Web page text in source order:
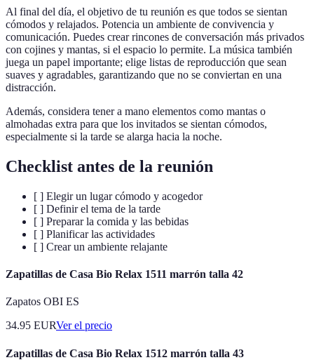
Al final del día, el objetivo de tu reunión es que todos se sientan
cómodos y relajados. Potencia un ambiente de convivencia y
comunicación. Puedes crear rincones de conversación más privados
con cojines y mantas, si el espacio lo permite. La música también
juega un papel importante; elige listas de reproducción que sean
suaves y agradables, garantizando que no se conviertan en una
distracción.
Además, considera tener a mano elementos como mantas o
almohadas extra para que los invitados se sientan cómodos,
especialmente si la tarde se alarga hacia la noche.
Checklist antes de la reunión
[ ] Elegir un lugar cómodo y acogedor
[ ] Definir el tema de la tarde
[ ] Preparar la comida y las bebidas
[ ] Planificar las actividades
[ ] Crear un ambiente relajante
Zapatillas de Casa Bio Relax 1511 marrón talla 42
Zapatos OBI ES
34.95 EURVer el precio
Zapatillas de Casa Bio Relax 1512 marrón talla 43